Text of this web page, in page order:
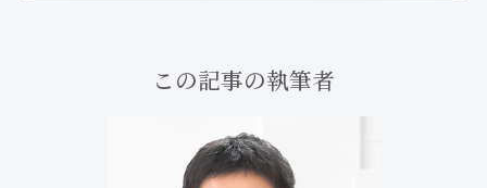
この記事の執筆者